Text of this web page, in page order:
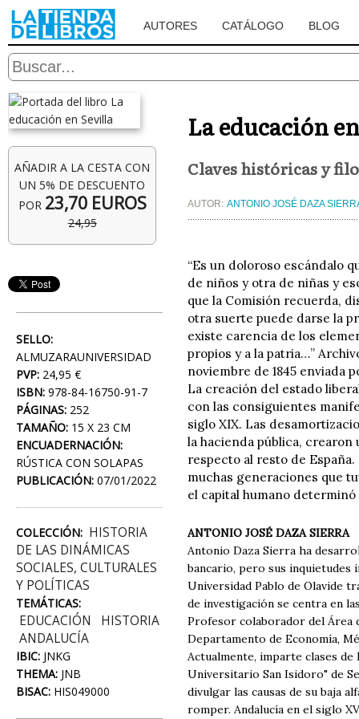
AUTORES CATÁLOGO BLOG
AÑADIR A LA CESTA CON
UN 5% DE DESCUENTO
POR 23,70 EUROS
24,95
SELLO:
ALMUZARAUNIVERSIDAD
PVP: 24,95 €
ISBN: 978-84-16750-91-7
PÁGINAS: 252
TAMAÑO: 15 X 23 CM
ENCUADERNACIÓN:
RÚSTICA CON SOLAPAS
PUBLICACIÓN: 07/01/2022
COLECCIÓN: HISTORIA
DE LAS DINÁMICAS
SOCIALES, CULTURALES
Y POLÍTICAS
TEMÁTICAS:
EDUCACIÓN
HISTORIA
ANDALUCÍA
IBIC: JNKG
THEMA: JNB
BISAC: HIS049000
La educación
Claves históricas y
AUTOR: ANTONIO JOSÉ DAZA
“Es un doloroso escándalo
de niños y otra de niñas y
que la Comisión recuerda,
otra suerte puede darse la
existe carencia de los
propios y a la patria…”
noviembre de 1845 enviada
La creación del estado
con las consiguientes
siglo XIX. Las
la hacienda pública,
respecto al resto de
muchas generaciones que
el capital humano
ANTONIO JOSÉ DAZA SIERRA
Antonio Daza Sierra ha
bancario, pero sus inquietudes
Universidad Pablo de Olavide
de investigación se centra en
Profesor colaborador del Área
Departamento de Economía,
Actualmente, imparte clases
Universitario San Isidoro" de
divulgar las causas de su baja
romper. Andalucía en el siglo